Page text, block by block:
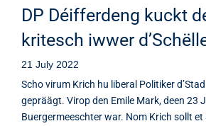
DP Déifferdeng kuckt
kritesch iwwer
21 July 2022
Scho virum Krich hu liberal Politiker
gepräägt. Virop den Emile Mark, deen 23
Buergermeeschter war. Nom Krich sollt et